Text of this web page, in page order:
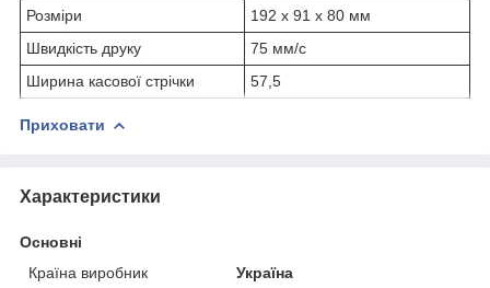
Розміри
192 х 91 х 80 мм
Швидкість друку
75 мм/с
Ширина касової стрічки
57,5
Приховати
Характеристики
Основні
Країна виробник
Україна